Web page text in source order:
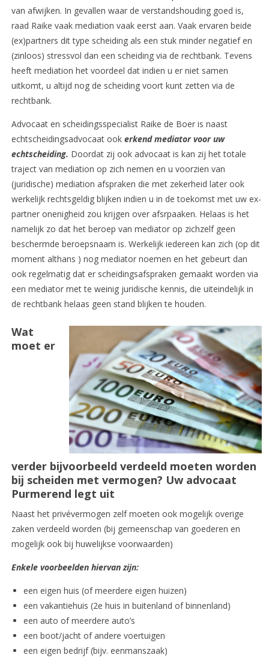
van afwijken. In gevallen waar de verstandshouding goed is,
raad Raike vaak mediation vaak eerst aan. Vaak ervaren beide
(ex)partners dit type scheiding als een stuk minder negatief en
(zinloos) stressvol dan een scheiding via de rechtbank. Tevens
heeft mediation het voordeel dat indien u er niet samen
uitkomt, u altijd nog de scheiding voort kunt zetten via de
rechtbank.
Advocaat en scheidingsspecialist Raike de Boer is naast
echtscheidingsadvocaat ookerkend mediator voor uw
echtscheiding. Doordat zij ook advocaat is kan zij het totale
traject van mediation op zich nemen en u voorzien van
(juridische) mediation afspraken die met zekerheid later ook
werkelijk rechtsgeldig blijken indien u in de toekomst met uw ex-
partner onenigheid zou krijgen over afsrpaaken. Helaas is het
namelijk zo dat het beroep van mediator op zichzelf geen
beschermde beroepsnaam is. Werkelijk iedereen kan zich (op dit
moment althans ) nog mediator noemen en het gebeurt dan
ook regelmatig dat er scheidingsafspraken gemaakt worden via
een mediator met te weinig juridische kennis, die uiteindelijk in
de rechtbank helaas geen stand blijken te houden.
Wat
moet er
verder bijvoorbeeld verdeeld moeten worden
bij scheiden met vermogen? Uw advocaat
Purmerend legt uit
Naast het privévermogen zelf moeten ook mogelijk overige
zaken verdeeld worden (bij gemeenschap van goederen en
mogelijk ook bij huwelijkse voorwaarden)
Enkele voorbeelden hiervan zijn:
een eigen huis (of meerdere eigen huizen)
een vakantiehuis (2e huis in buitenland of binnenland)
een auto of meerdere auto’s
een boot/jacht of andere voertuigen
een eigen bedrijf (bijv. eenmanszaak)